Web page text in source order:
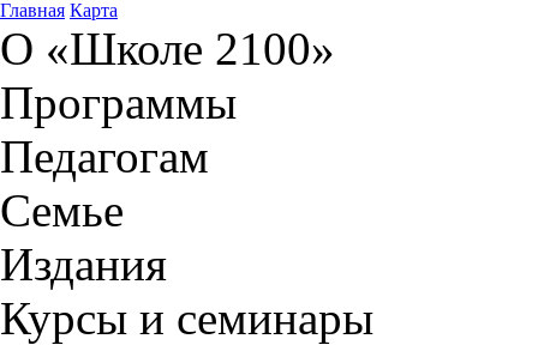
Главная Карта
О «Школе 2100»
Программы
Педагогам
Семье
Издания
Курсы и семинары